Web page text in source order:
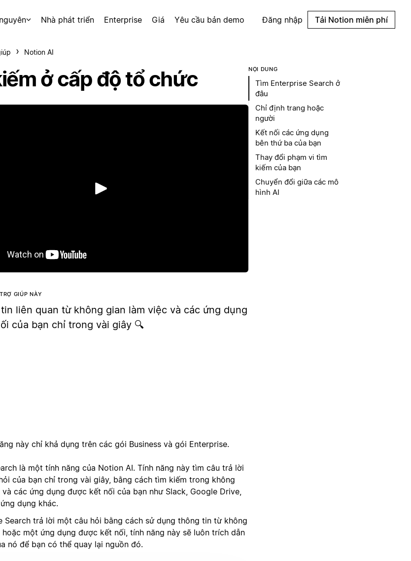
Nhà phát triển Enterprise Giá Yêu cầu bản demo Đăng nhập Tải Notion miễn phí
Notion AI
ở cấp độ tổ chức
Phát
GIÚP NÀY
liên quan từ không gian làm việc và các ứng dụng
của bạn chỉ trong vài giây 🔍
này chỉ khả dụng trên các gói Business và gói Enterprise.
là một tính năng của Notion AI. Tính năng này tìm câu trả lời
của bạn chỉ trong vài giây, bằng cách tìm kiếm trong không
các ứng dụng được kết nối của bạn như Slack, Google Drive,
dụng khác.
Search trả lời một câu hỏi bằng cách sử dụng thông tin từ không
hoặc một ứng dụng được kết nối, tính năng này sẽ luôn trích dẫn
nó để bạn có thể quay lại nguồn đó.
NỘI DUNG
Tìm Enterprise Search ở
đâu
Chỉ định trang hoặc
người
Kết nối các ứng dụng
bên thứ ba của bạn
Thay đổi phạm vi tìm
kiếm của bạn
Chuyển đổi giữa các mô
hình AI